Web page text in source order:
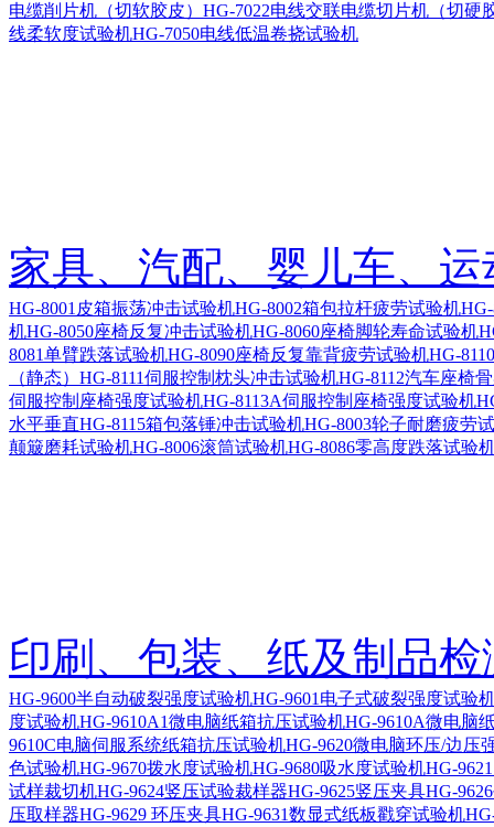
电缆削片机（切软胶皮） HG-7022电线交联电缆切片机（切硬
线柔软度试验机HG-7050电线低温卷挠试验机
家具、汽配、婴儿车、
HG-8001皮箱振荡冲击试验机HG-8002箱包拉杆疲劳试验机
机HG-8050座椅反复冲击试验机HG-8060座椅脚轮寿命试验机
8081单臂跌落试验机HG-8090座椅反复靠背疲劳试验机HG-
（静态） HG-8111伺服控制枕头冲击试验机HG-8112汽车座椅
伺服控制座椅强度试验机HG-8113A伺服控制座椅强度试验机
水平垂直HG-8115箱包落锤冲击试验机HG-8003轮子耐磨疲劳
颠簸磨耗试验机HG-8006滚筒试验机HG-8086零高度跌落试验
印刷、包装、纸及制品检
HG-9600半自动破裂强度试验机HG-9601电子式破裂强度试验
度试验机HG-9610A1微电脑纸箱抗压试验机HG-9610A微电脑
9610C电脑伺服系统纸箱抗压试验机HG-9620微电脑环压/边压
色试验机HG-9670拨水度试验机HG-9680吸水度试验机HG-
试样裁切机HG-9624竖压试验裁样器HG-9625竖压夹具HG-
压取样器HG-9629 环压夹具HG-9631数显式纸板戳穿试验机